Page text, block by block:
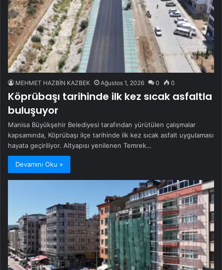
MEHMET HAZBİN KAZBEK Ağustos 1, 2026 0 0
Köprübaşı tarihinde ilk kez sıcak asfaltla
buluşuyor
Manisa Büyükşehir Belediyesi tarafından yürütülen çalışmalar
kapsamında, Köprübaşı ilçe tarihinde ilk kez sıcak asfalt uygulaması
hayata geçiriliyor. Altyapısı yenilenen Temrek…
Devamını Oku »